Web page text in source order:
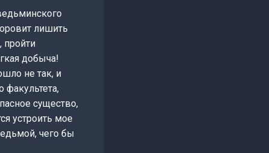
лишить
пройти
добыча!
не так, и
факультета,
существо,
устроить мое
чего бы